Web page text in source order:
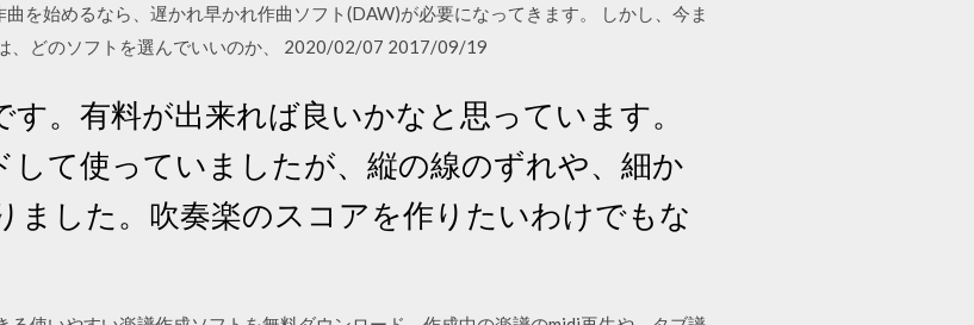
を始めるなら、遅かれ早かれ作曲ソフト(DAW)が必要になってきます。 しかし、今ま
、どのソフトを選んでいいのか、 2020/02/07 2017/09/19
。有料が出来れば良いかなと思っています。
して使っていましたが、縦の線のずれや、細か
ました。吹奏楽のスコアを作りたいわけでもな